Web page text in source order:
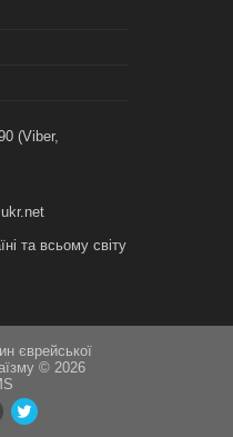
(Viber,
та всьому світу
єврейської
© 2026